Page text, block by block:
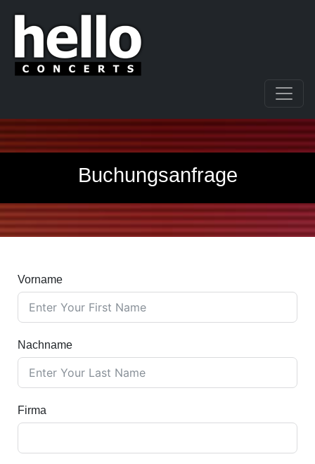
Buchungsanfrage
Vorname
Nachname
Firma